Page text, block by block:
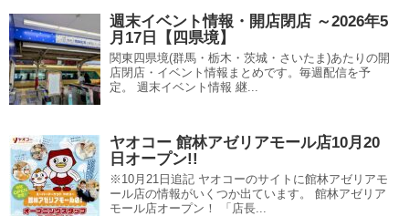
週末イベント情報・開店閉店 ～2026年5
月17日【四県境】
関東四県境(群馬・栃木・茨城・さいたま)あたりの開
店閉店・イベント情報まとめです。毎週配信を予
定。 週末イベント情報 継...
ヤオコー 館林アゼリアモール店10月20
日オープン!!
※10月21日追記 ヤオコーのサイトに館林アゼリアモ
ール店の情報がいくつか出ています。 館林アゼリア
モール店オープン！ 「店長...